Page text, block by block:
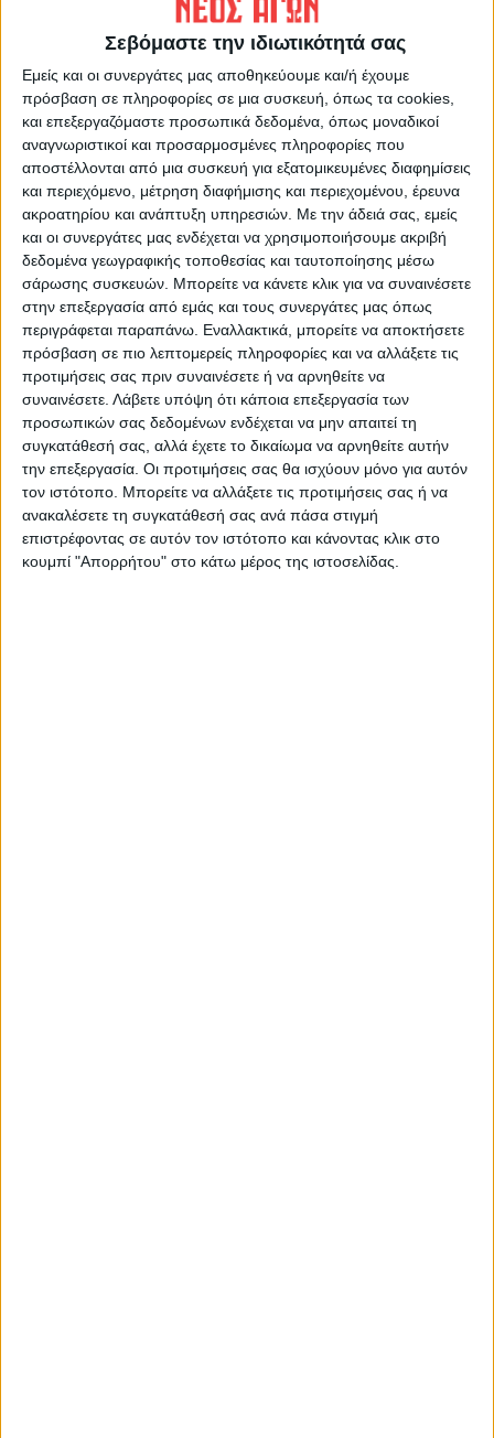
Σεβόμαστε την ιδιωτικότητά σας
Εμείς και οι συνεργάτες μας αποθηκεύουμε και/ή έχουμε
πρόσβαση σε πληροφορίες σε μια συσκευή, όπως τα cookies,
και επεξεργαζόμαστε προσωπικά δεδομένα, όπως μοναδικοί
αναγνωριστικοί και προσαρμοσμένες πληροφορίες που
αποστέλλονται από μια συσκευή για εξατομικευμένες διαφημίσεις
και περιεχόμενο, μέτρηση διαφήμισης και περιεχομένου, έρευνα
ακροατηρίου και ανάπτυξη υπηρεσιών. Με την άδειά σας, εμείς
και οι συνεργάτες μας ενδέχεται να χρησιμοποιήσουμε ακριβή
δεδομένα γεωγραφικής τοποθεσίας και ταυτοποίησης μέσω
σάρωσης συσκευών. Μπορείτε να κάνετε κλικ για να συναινέσετε
στην επεξεργασία από εμάς και τους συνεργάτες μας όπως
περιγράφεται παραπάνω. Εναλλακτικά, μπορείτε να αποκτήσετε
πρόσβαση σε πιο λεπτομερείς πληροφορίες και να αλλάξετε τις
προτιμήσεις σας πριν συναινέσετε ή να αρνηθείτε να
συναινέσετε. Λάβετε υπόψη ότι κάποια επεξεργασία των
προσωπικών σας δεδομένων ενδέχεται να μην απαιτεί τη
συγκατάθεσή σας, αλλά έχετε το δικαίωμα να αρνηθείτε αυτήν
την επεξεργασία. Οι προτιμήσεις σας θα ισχύουν μόνο για αυτόν
τον ιστότοπο. Μπορείτε να αλλάξετε τις προτιμήσεις σας ή να
ανακαλέσετε τη συγκατάθεσή σας ανά πάσα στιγμή
επιστρέφοντας σε αυτόν τον ιστότοπο και κάνοντας κλικ στο
κουμπί "Απορρήτου" στο κάτω μέρος της ιστοσελίδας.
ΝΕΟΣ ΑΓΩΝ
https://neosagon.gr
Η Αρχαιότερη Καθημερινή Πρωινή Εφημερίδα της Καρδίτσας
ΠΑΡΟΜΟΙΑ ΑΡΘΡΑ